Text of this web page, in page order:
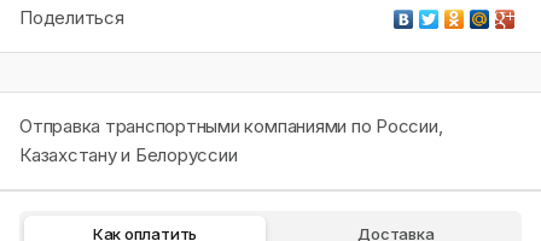
Поделиться
Отправка транспортными компаниями по России,
Казахстану и Белоруссии
Как оплатить Доставка